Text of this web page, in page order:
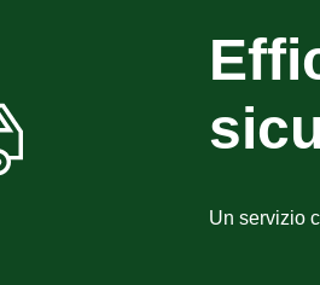
Un servizio